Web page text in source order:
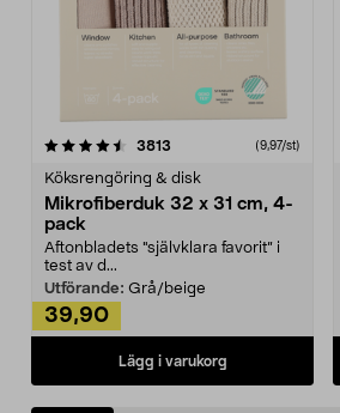
3813 (9,97/st)
Köksrengöring & disk
Mikrofiberduk 32 x 31 cm, 4-
pack
Aftonbladets "självklara favorit” i
test av d...
Utförande: Grå/beige
39,90
Lägg i varukorg
4.0av 5 stjärnor